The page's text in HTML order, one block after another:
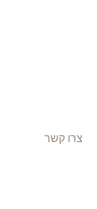
צרו קשר